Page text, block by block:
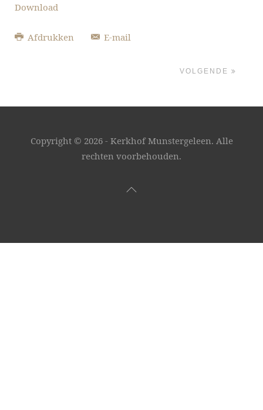
Download
Afdrukken E-mail
VOLGENDE
Copyright © 2026 - Kerkhof Munstergeleen. Alle
rechten voorbehouden.